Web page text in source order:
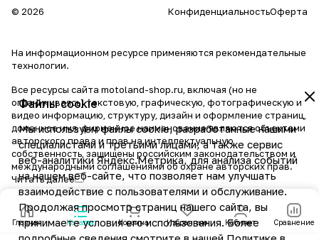
Главная Каталог Корзина Избранные Кабинет Сравнение
Файлы cookie
Мы используем файлы cookie, разработанные нашими
специалистами и третьими лицами, а также сервис
веб-аналитики Яндекс.Метрика, для анализа событий
на нашем веб-сайте, что позволяет нам улучшать
взаимодействие с пользователями и обслуживание.
Продолжая просмотр страниц нашего сайта, вы
принимаете условия его использования. Более
© 2026 КонфиденциальностьОферта
На информационном ресурсе применяются рекомендательные
технологии.
Все ресурсы сайта motoland-shop.ru, включая (но не
ограничиваясь) текстовую, графическую, фотографическую и
видео информацию, структуру, дизайн и оформление страниц,
доменное имя, фирменное наименование являются объектами
авторского права и прав на интеллектуальную
собственность, защищены российским законодательством и
международными соглашениями об охране авторских прав.
Читать далее